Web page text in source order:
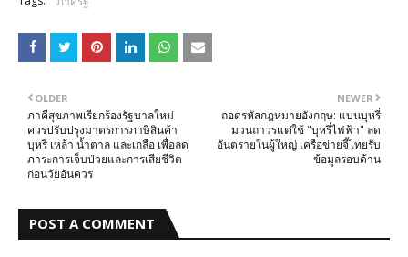
NEWER
ถอดรหัสกฎหมายอังกฤษ: แบนบุหรี่
มวนถาวรแต่ใช้ "บุหรี่ไฟฟ้า" ลด
อันตรายในผู้ใหญ่ เครือข่ายจี้ไทยรับ
ข้อมูลรอบด้าน
OLDER
ภาคีสุขภาพเรียกร้องรัฐบาลใหม่
ควรปรับปรุงมาตรการภาษีสินค้า
บุหรี่ เหล้า น้ำตาล และเกลือ เพื่อลด
ภาระการเจ็บป่วยและการเสียชีวิต
ก่อนวัยอันควร
POST A COMMENT